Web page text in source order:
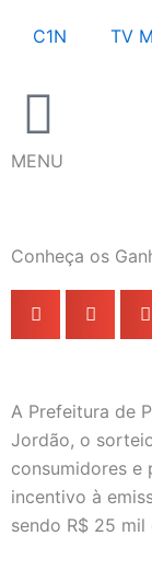
para
conteúdo
C1N TV
MENU
Conheça os
A Prefeitura de
Jordão, o
consumidores
incentivo à
sendo R$ 25